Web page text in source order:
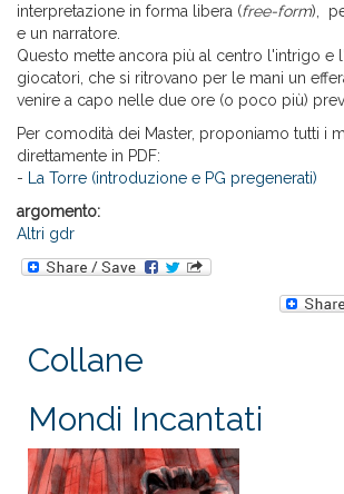
interpretazione in forma libera (free-form),
e un narratore.
Questo mette ancora più al centro l'intrigo e
giocatori, che si ritrovano per le mani un
venire a capo nelle due ore (o poco più)
Per comodità dei Master, proponiamo tutti i
direttamente in PDF:
-
La Torre (introduzione e PG pregenerati)
argomento:
Altri gdr
Collane
Mondi Incantati